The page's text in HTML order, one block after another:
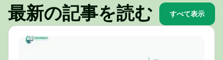
最新の記事を読む すべて表示